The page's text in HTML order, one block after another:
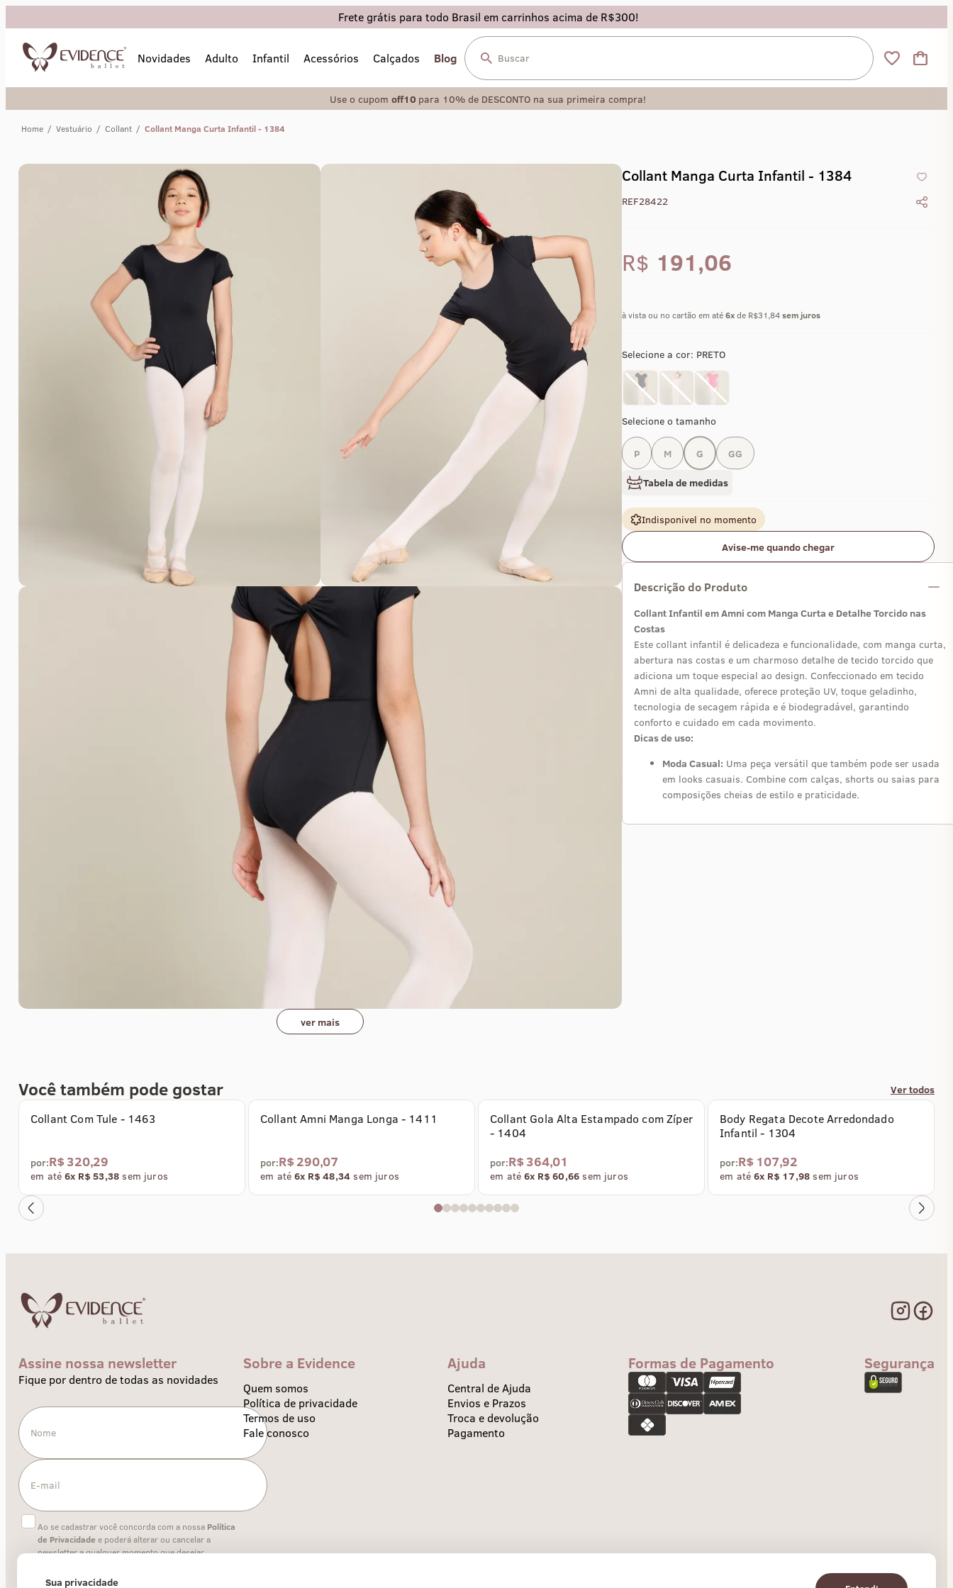
Frete grátis para todo Brasil em carrinhos acima de R$300!
Novidades Adulto Infantil Acessórios Calçados Blog
Use o cupom off10 para 10% de DESCONTO na sua primeira compra!
Sua privacidade
Home / Vestuário / Collant / Collant Manga Curta Infantil - 1384
ver mais
Collant Manga Curta Infantil - 1384
REF28422
R$ 191,06
à vista ou no cartão em até6xde R$31,84sem juros
Selecione a cor: PRETO
Selecione o tamanho
P M G GG
Tabela de medidas
Indisponivel no momento
Avise-me quando chegar
Descrição do Produto
Collant Infantil em Amni com Manga Curta e Detalhe Torcido nas
Costas
Este collant infantil é delicadeza e funcionalidade, com manga curta,
abertura nas costas e um charmoso detalhe de tecido torcido que
adiciona um toque especial ao design. Confeccionado em tecido
Amni de alta qualidade, oferece proteção UV, toque geladinho,
tecnologia de secagem rápida e é biodegradável, garantindo
conforto e cuidado em cada movimento.
Dicas de uso:
Moda Casual: Uma peça versátil que também pode ser usada
em looks casuais. Combine com calças, shorts ou saias para
composições cheias de estilo e praticidade.
Você também pode gostar Ver todos
LANÇAMENTO RB
Collant Com Tule - 1463
por:R$ 320,29
em até6x R$ 53,38 sem juros
Coleção Vertice
Collant Amni Manga Longa - 1411
por:R$ 290,07
em até6x R$ 48,34 sem juros
Coleção Vertice
Collant Gola Alta Estampado com Zíper
- 1404
por:R$ 364,01
em até6x R$ 60,66 sem juros
Body Regata Decote Arredondado
Infantil - 1304
por:R$ 107,92
em até6x R$ 17,98 sem juros
Assine nossa newsletter
Fique por dentro de todas as novidades
Ao se cadastrar você concorda com a nossa Política
de Privacidade e poderá alterar ou cancelar a
newsletter a qualquer momento que desejar.
Enviar
Sobre a Evidence
Quem somos
Política de privacidade
Termos de uso
Fale conosco
Ajuda
Central de Ajuda
Envios e Prazos
Troca e devolução
Pagamento
Formas de Pagamento Segurança